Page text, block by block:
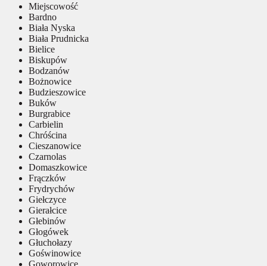
Miejscowość
Bardno
Biała Nyska
Biała Prudnicka
Bielice
Biskupów
Bodzanów
Bożnowice
Budzieszowice
Buków
Burgrabice
Carbielin
Chróścina
Cieszanowice
Czarnolas
Domaszkowice
Frączków
Frydrychów
Giełczyce
Gierałcice
Głebinów
Głogówek
Głuchołazy
Goświnowice
Goworowice